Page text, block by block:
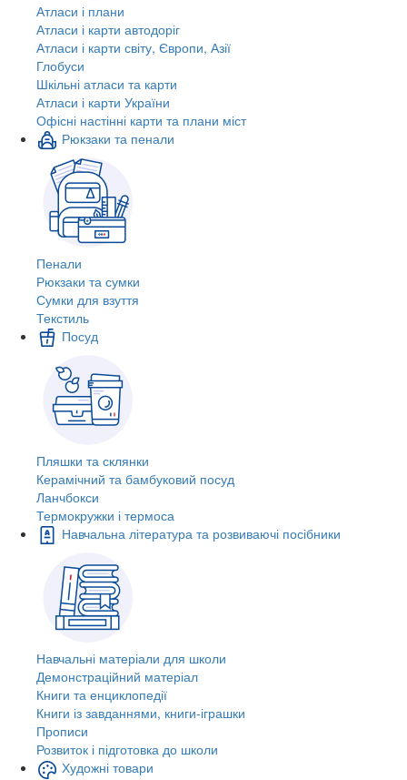
Атласи і плани
Атласи і карти автодоріг
Атласи і карти світу, Європи, Азії
Глобуси
Шкільні атласи та карти
Атласи і карти України
Офісні настінні карти та плани міст
Рюкзаки та пенали
Пенали
Рюкзаки та сумки
Сумки для взуття
Текстиль
Посуд
Пляшки та склянки
Керамічний та бамбуковий посуд
Ланчбокси
Термокружки і термоса
Навчальна література та розвиваючі посібники
Навчальні матеріали для школи
Демонстраційний матеріал
Книги та енциклопедії
Книги із завданнями, книги-іграшки
Прописи
Розвиток і підготовка до школи
Художні товари